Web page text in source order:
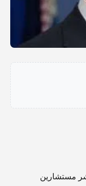
مستشارين